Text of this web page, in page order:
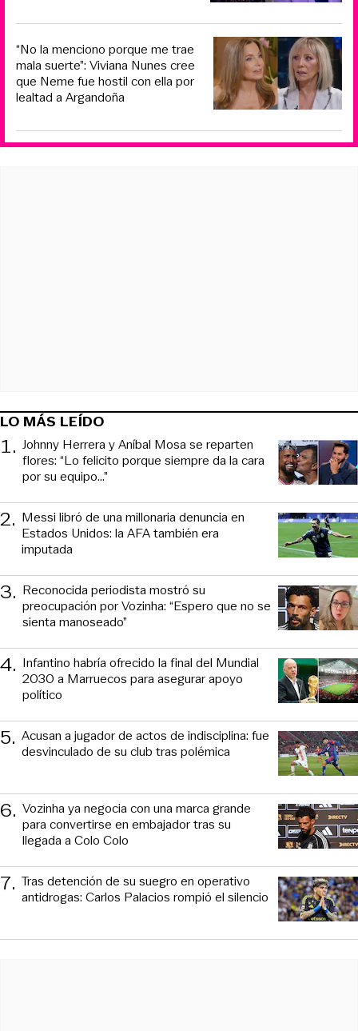
“No la menciono porque me trae
mala suerte”: Viviana Nunes cree
que Neme fue hostil con ella por
lealtad a Argandoña
LO MÁS LEÍDO
1. Johnny Herrera y Aníbal Mosa se reparten
flores: “Lo felicito porque siempre da la cara
por su equipo…”
2. Messi libró de una millonaria denuncia en
Estados Unidos: la AFA también era
imputada
3. Reconocida periodista mostró su
preocupación por Vozinha: “Espero que no se
sienta manoseado”
4. Infantino habría ofrecido la final del Mundial
2030 a Marruecos para asegurar apoyo
político
5. Acusan a jugador de actos de indisciplina: fue
desvinculado de su club tras polémica
6. Vozinha ya negocia con una marca grande
para convertirse en embajador tras su
llegada a Colo Colo
7. Tras detención de su suegro en operativo
antidrogas: Carlos Palacios rompió el silencio